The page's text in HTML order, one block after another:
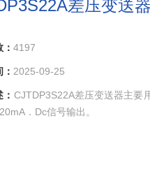
差压变送器
4197
2025-09-25
CJTDP3S22A差压变送器主要
．Dc信号输出。